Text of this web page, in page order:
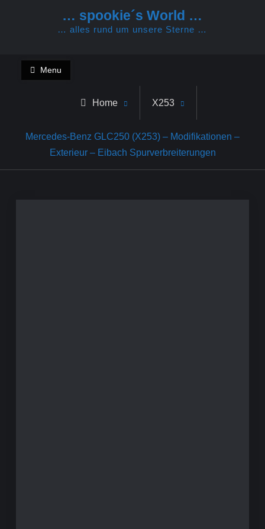
… spookie´s World …
… alles rund um unsere Sterne …
Menu
Home X253
Mercedes-Benz GLC250 (X253) – Modifikationen –
Exterieur – Eibach Spurverbreiterungen